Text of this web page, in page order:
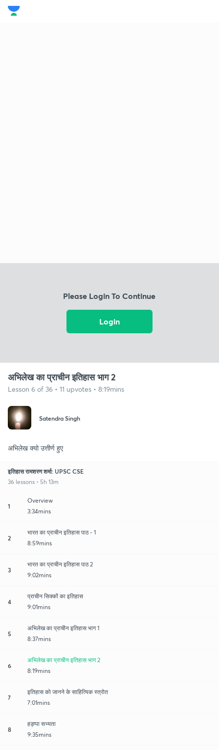
Please Login To Continue
Login
अभिलेख का प्राचीन इतिहास भाग 2
Lesson 6 of 36 • 11 upvotes • 8:19mins
Satendra Singh
अभिलेख क्यो उत्तीर्ण हुए
इतिहास रामशरण शर्मा: UPSC CSE
36 lessons • 5h 13m
1
Overview
3:34mins
2
भारत का प्राचीन इतिहास पाठ - 1
8:59mins
3
भारत का प्राचीन इतिहास पाठ 2
9:02mins
4
प्राचीन सिक्कों का इतिहास
9:01mins
5
अभिलेख का प्राचीन इतिहास भाग 1
8:37mins
6
अभिलेख का प्राचीन इतिहास भाग 2
8:19mins
7
इतिहास को जानने के साहित्यिक स्त्रोत
7:01mins
8
हड़प्पा सभ्यता
9:35mins